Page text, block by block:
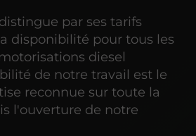
par ses tarifs
disponibilité pour tous les
diesel
de notre travail est le
reconnue sur toute la
l'ouverture de notre